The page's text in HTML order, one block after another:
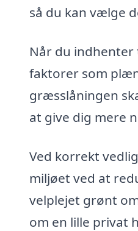
så du kan vælge
Når du indhenter
faktorer som
græsslåningen
at give dig mere
Ved korrekt
miljøet ved at
velplejet grønt
om en lille privat